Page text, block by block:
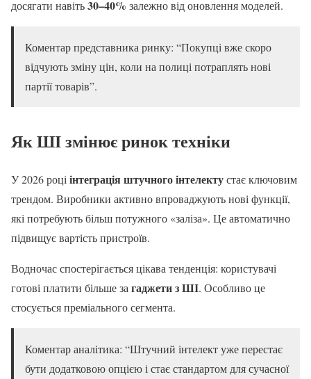
досягати навіть30–40% залежно від оновлення моделей.
Коментар представника ринку: “Покупці вже скоро
відчують зміну цін, коли на полиці потраплять нові
партії товарів”.
Як ШІ змінює ринок техніки
У 2026 році інтеграція штучного інтелектустає ключовим
трендом. Виробники активно впроваджують нові функції,
які потребують більш потужного «заліза». Це автоматично
підвищує вартість пристроїв.
Водночас спостерігається цікава тенденція: користувачі
готові платити більше за гаджети з ШІ. Особливо це
стосується преміального сегмента.
Коментар аналітика: “Штучний інтелект уже перестає
бути додатковою опцією і стає стандартом для сучасної